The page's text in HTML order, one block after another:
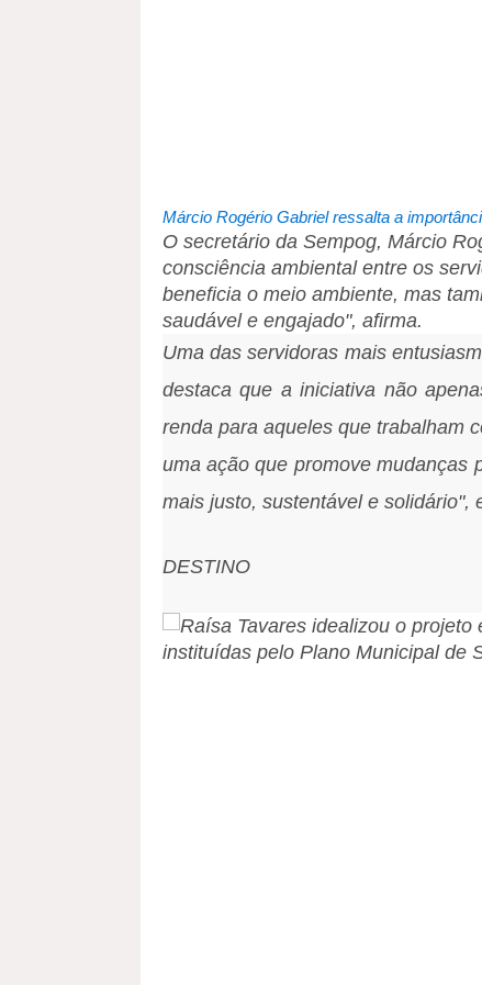
Márcio Rogério Gabriel ressalta a
O secretário da Sempog, Márcio
consciência ambiental entre os
beneficia o meio ambiente, mas
saudável e engajado", afirma.
Uma das servidoras mais
destaca que a iniciativa não
renda para aqueles que trabalham
uma ação que promove mudanças
mais justo, sustentável e solidário",
DESTINO